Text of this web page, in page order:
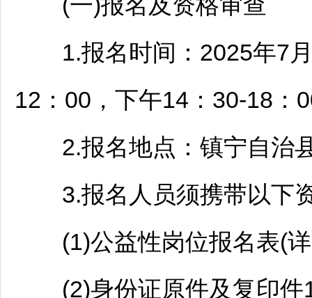
1.报名时间：2025年7月
12：00，下午14：30-18：
2.报名地点： 镇宁自治
3.报名人员须携带以下
(1)公益性岗位报名表(详
(2)身份证原件及复印件